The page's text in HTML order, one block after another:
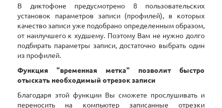
В диктофоне предусмотрено 8 пользовательских
установок параметров записи (профилей), в которых
качество записи уже подобрано определенным образом,
от наилучшего к худшему. Поэтому Вам не нужно долго
подбирать параметры записи, достаточно выбрать один
из профилей.
Функция "временная метка" позволит быстро
отыскать необходимый отрезок записи
Благодаря этой функции Вы сможете прослушивать и
переносить на компьютер записанные отрезки